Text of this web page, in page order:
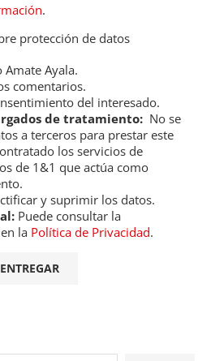
.
protección de datos
Amate Ayala.
comentarios.
del interesado.
de tratamiento: No se
a terceros para prestar este
los servicios de
de 1&1 que actúa como
y suprimir los datos.
Puede consultar la
la Política de Privacidad.